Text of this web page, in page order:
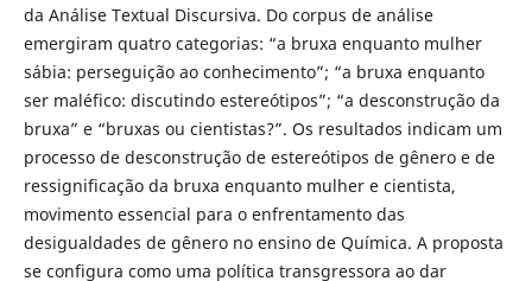
da Análise Textual Discursiva. Do corpus de análise
emergiram quatro categorias: “a bruxa enquanto mulher
sábia: perseguição ao conhecimento”; “a bruxa enquanto
ser maléfico: discutindo estereótipos”; “a desconstrução da
bruxa” e “bruxas ou cientistas?”. Os resultados indicam um
processo de desconstrução de estereótipos de gênero e de
ressignificação da bruxa enquanto mulher e cientista,
movimento essencial para o enfrentamento das
desigualdades de gênero no ensino de Química. A proposta
se configura como uma política transgressora ao dar